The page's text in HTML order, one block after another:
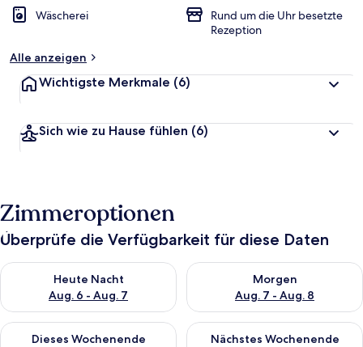
Wäscherei
Rund um die Uhr besetzte
Rezeption
Alle anzeigen
Wichtigste Merkmale (6)
Sich wie zu Hause fühlen (6)
Zimmeroptionen
Überprüfe die Verfügbarkeit für diese Daten
Heute Nacht
Aug. 6 - Aug. 7
Überprüfe die Verfügbarkeit für heute Nacht, Aug. 6 - Aug. 7.
Morgen
Aug. 7 - Aug. 8
Überprüfe die Verfügbarkeit
Dieses Wochenende
Überprüfe die Verfügbarkeit für dieses Wochenende, Aug. 7
Nächstes Wochenende
Überprüfe die Verfügbarkeit